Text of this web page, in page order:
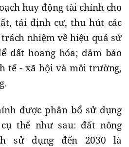
huy động tài chính cho
tái định cư, thu hút các
nhiệm về hiệu quả sử
đất hoang hóa; đảm bảo
tế - xã hội và môi trường,
được phân bổ sử dụng
thể như sau: đất nông
sử dụng đến 2030 là